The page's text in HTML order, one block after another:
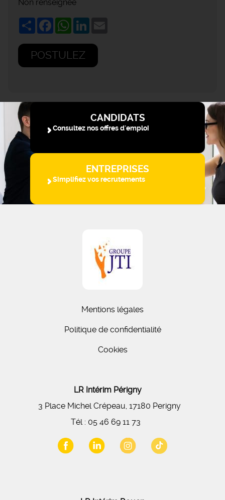
Non renseignée
ShareFacebookWhatsApp
LinkedIn
POSTULEZ
CANDIDATS
Consultez nos offres d'emploi
ENTREPRISES
Simplifiez vos recrutements
Mentions légales
Politique de confidentialité
Cookies
LR Intérim Périgny
3 Place Michel Crépeau, 17180 Perigny
Tél : 05 46 69 11 73